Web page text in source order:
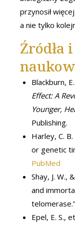
przynosił
a nie tylko
Blackburn,
Effect: A
Younger,
Publishing.
Harley, C.
or genetic
PubMed
Shay, J. W.,
and
telomerase.”
Epel, E. S.,